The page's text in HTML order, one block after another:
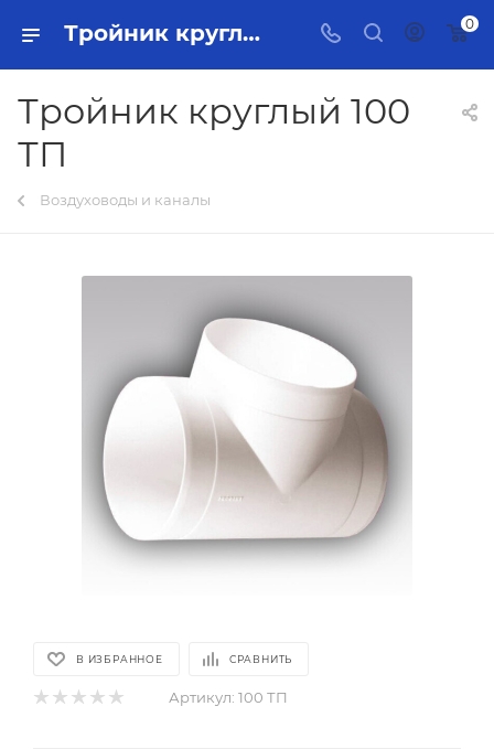
Тройник круглый 100 ТП Тольятти - купить в интернет-магазине, каталог с ценами и характеристиками 0
Тройник круглый 100
ТП
Воздуховоды и каналы
В ИЗБРАННОЕ СРАВНИТЬ
Артикул: 100 ТП